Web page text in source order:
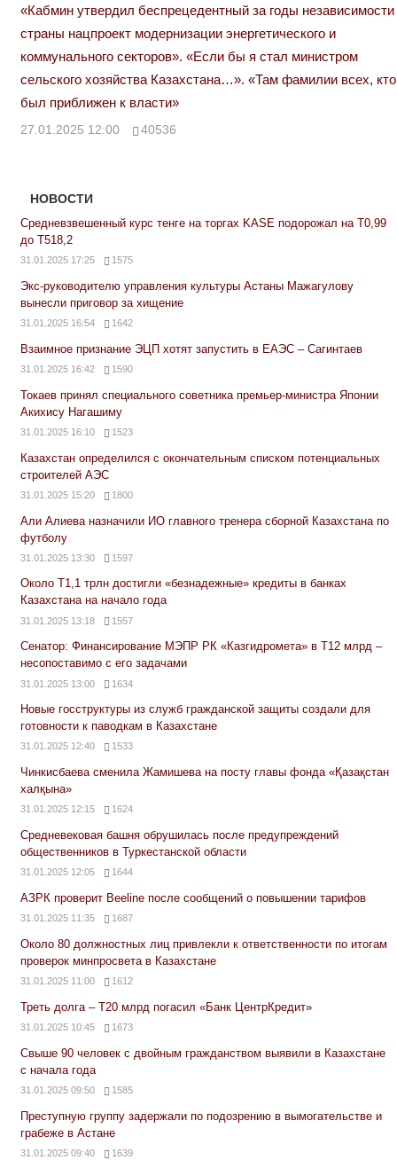
«Кабмин утвердил беспрецедентный за годы независимости
страны нацпроект модернизации энергетического и
коммунального секторов». «Если бы я стал министром
сельского хозяйства Казахстана…». «Там фамилии всех, кто
был приближен к власти»
27.01.2025 12:00 40536
НОВОСТИ
Средневзвешенный курс тенге на торгах KASE подорожал на Т0,99
до Т518,2
31.01.2025 17:25 1575
Экс-руководителю управления культуры Астаны Мажагулову
вынесли приговор за хищение
31.01.2025 16:54 1642
Взаимное признание ЭЦП хотят запустить в ЕАЭС – Сагинтаев
31.01.2025 16:42 1590
Токаев принял специального советника премьер-министра Японии
Акихису Нагашиму
31.01.2025 16:10 1523
Казахстан определился с окончательным списком потенциальных
строителей АЭС
31.01.2025 15:20 1800
Али Алиева назначили ИО главного тренера сборной Казахстана по
футболу
31.01.2025 13:30 1597
Около Т1,1 трлн достигли «безнадежные» кредиты в банках
Казахстана на начало года
31.01.2025 13:18 1557
Сенатор: Финансирование МЭПР РК «Казгидромета» в Т12 млрд –
несопоставимо с его задачами
31.01.2025 13:00 1634
Новые госструктуры из служб гражданской защиты создали для
готовности к паводкам в Казахстане
31.01.2025 12:40 1533
Чинкисбаева сменила Жамишева на посту главы фонда «Қазақстан
халқына»
31.01.2025 12:15 1624
Средневековая башня обрушилась после предупреждений
общественников в Туркестанской области
31.01.2025 12:05 1644
АЗРК проверит Beeline после сообщений о повышении тарифов
31.01.2025 11:35 1687
Около 80 должностных лиц привлекли к ответственности по итогам
проверок минпросвета в Казахстане
31.01.2025 11:00 1612
Треть долга – Т20 млрд погасил «Банк ЦентрКредит»
31.01.2025 10:45 1673
Свыше 90 человек с двойным гражданством выявили в Казахстане
с начала года
31.01.2025 09:50 1585
Преступную группу задержали по подозрению в вымогательстве и
грабеже в Астане
31.01.2025 09:40 1639